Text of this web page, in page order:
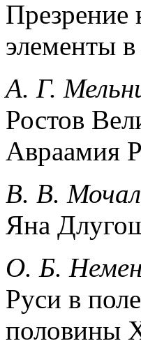
Презрение
элементы в
А. Г.
Ростов
Авраамия
В. В.
Яна
О. Б.
Руси в
половины